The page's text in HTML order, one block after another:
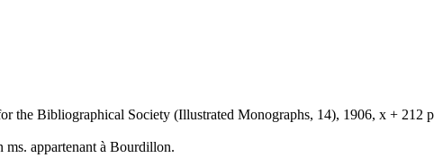
the Bibliographical Society (Illustrated Monographs, 14), 1906, x + 212
ms. appartenant à Bourdillon.